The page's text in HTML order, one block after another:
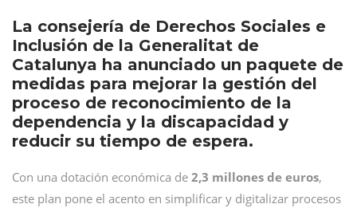
La consejería de Derechos Sociales e
Inclusión de la Generalitat de
Catalunya ha anunciado un paquete de
medidas para mejorar la gestión del
proceso de reconocimiento de la
dependencia y la discapacidad y
reducir su tiempo de espera.
Con una dotación económica de 2,3 millones de euros,
este plan pone el acento en simplificar y digitalizar procesos